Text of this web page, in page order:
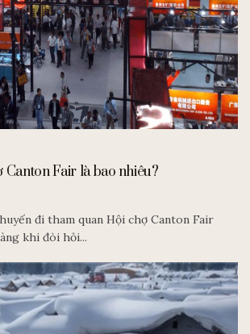
Canton Fair là bao nhiêu?
đi tham quan Hội chợ Canton Fair
khi đòi hỏi...